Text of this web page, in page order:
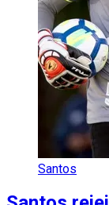
Santos